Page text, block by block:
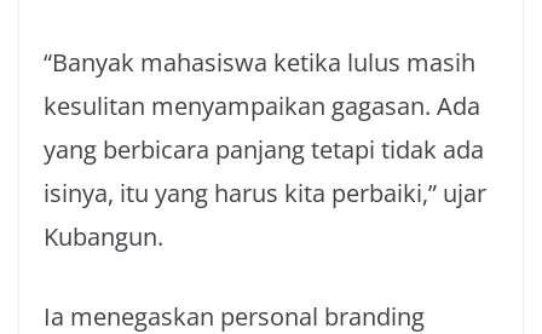
“Banyak mahasiswa ketika lulus masih
kesulitan menyampaikan gagasan. Ada
yang berbicara panjang tetapi tidak ada
isinya, itu yang harus kita perbaiki,” ujar
Kubangun.
Ia menegaskan personal branding